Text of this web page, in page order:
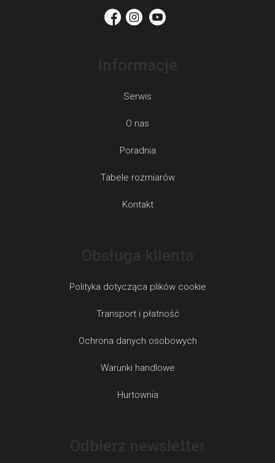
Serwis
O nas
Poradnia
Tabele rozmiarów
Kontakt
Polityka dotycząca plików cookie
Transport i płatność
Ochrona danych osobowych
Warunki handlowe
Hurtownia